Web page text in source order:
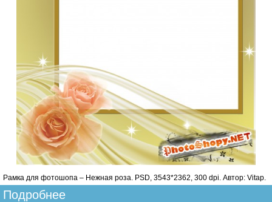
Рамка для фотошопа – Нежная роза. PSD, 3543*2362, 300 dpi. Автор: Vitap.
Подробнее